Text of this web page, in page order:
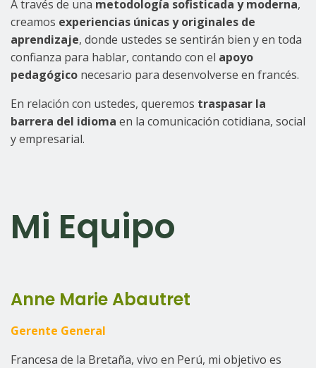
A través de una metodología sofisticada y moderna,
creamos experiencias únicas y originales de
aprendizaje, donde ustedes se sentirán bien y en toda
confianza para hablar, contando con el apoyo
pedagógico necesario para desenvolverse en francés.
En relación con ustedes, queremos traspasar la
barrera del idioma en la comunicación cotidiana, social
y empresarial.
Mi Equipo
Anne Marie Abautret
Gerente General
Francesa de la Bretaña, vivo en Perú, mi objetivo es